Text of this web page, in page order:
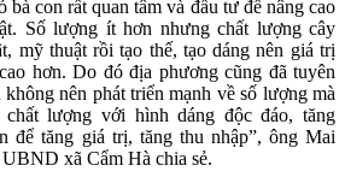
bà con rất quan tâm và đầu tư để nâng cao
Số lượng ít hơn nhưng chất lượng cây
mỹ thuật rồi tạo thế, tạo dáng nên giá trị
hơn. Do đó địa phương cũng đã tuyên
nên phát triển mạnh về số lượng mà
lượng với hình dáng độc đáo, tăng
để tăng giá trị, tăng thu nhập”, ông Mai
xã Cẩm Hà chia sẻ.